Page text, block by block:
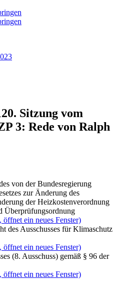
Sitzung vom
3: Rede von Ralph
von der Bundesregierung
zur Änderung des
der Heizkostenverordnung
Überprüfungsordnung
ein neues Fenster)
des Ausschusses für Klimaschutz
ein neues Fenster)
(8. Ausschuss) gemäß § 96 der
ein neues Fenster)